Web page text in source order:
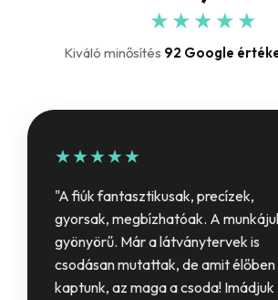
★★★★★
Kiváló minősítés 92 Google
★★★★★
"A fiúk fantasztikusak, precízek,
gyorsak, megbízhatóak. A
gyönyörű. Már a látványtervek is
csodásan mutattak, de amit élőben
kaptunk, az maga a csoda! Imádjuk